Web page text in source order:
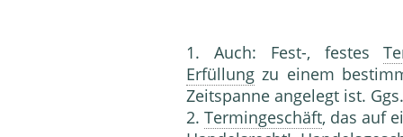
1. Auch: Fest-, festes
Erfüllung zu einem
Zeitspanne angelegt ist.
2. Termingeschäft, das auf